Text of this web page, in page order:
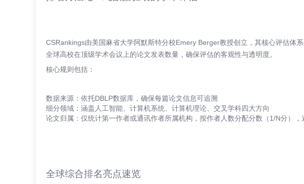
CSRankings由美国麻省大学阿默斯特分校Emery Berger教授创立，其核心评估体
全球高校在顶级学术会议上的论文发表数量，确保评估的客观性与透明度。
核心规则包括：
数据来源：依托DBLP数据库，确保每篇论文信息可追溯
细分领域：涵盖人工智能、计算机系统、计算机理论、交叉学科四大方向
论文归属：仅统计第一作者或通讯作者所属机构，按作者人数分配分数（1/N分），
全球综合排名亮点速览